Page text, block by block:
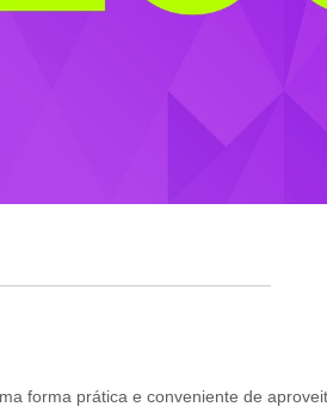
forma prática e conveniente de